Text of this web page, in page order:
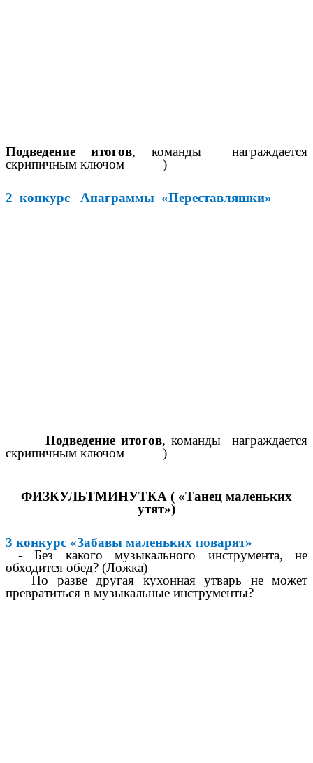
Подведение итогов, команды награждается
скрипичным ключом )
2 конкурс Анаграммы «Переставляшки»
Подведение итогов, команды награждается
скрипичным ключом )
ФИЗКУЛЬТМИНУТКА ( «Танец маленьких
утят»)
3 конкурс «Забавы маленьких поварят»
- Без какого музыкального инструмента, не
обходится обед? (Ложка)
Но разве другая кухонная утварь не может
превратиться в музыкальные инструменты?